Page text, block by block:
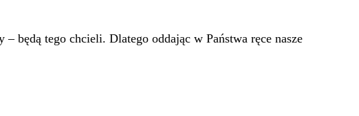
będą tego chcieli. Dlatego oddając w Państwa ręce nasze